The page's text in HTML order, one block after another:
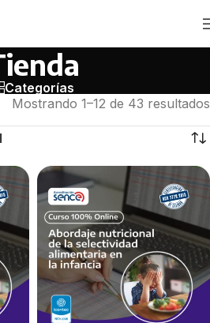
Categorías
Mostrando 1–12 de 43 resultados